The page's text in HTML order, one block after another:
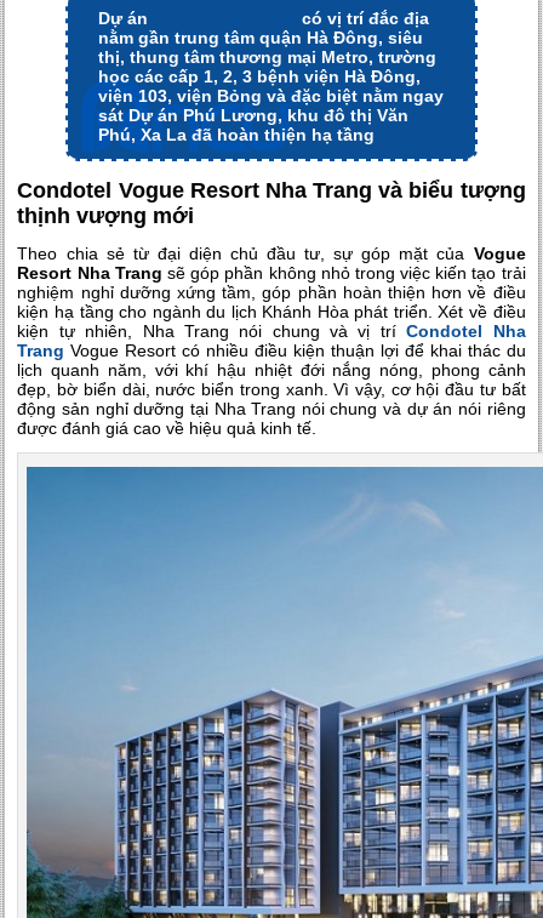
Dự án
có vị trí đắc địa
nằm gần trung tâm quận Hà Đông, siêu
thị, thung tâm thương mại Metro, trường
học các cấp 1, 2, 3 bệnh viện Hà Đông,
viện 103, viện Bỏng và đặc biệt nằm ngay
sát Dự án Phú Lương, khu đô thị Văn
Phú, Xa La đã hoàn thiện hạ tầng
Condotel Vogue Resort Nha Trang và biểu tượng
thịnh vượng mới
Theo chia sẻ từ đại diện chủ đầu tư, sự góp mặt của Vogue
Resort Nha Trang sẽ góp phần không nhỏ trong việc kiến tạo trải
nghiệm nghỉ dưỡng xứng tầm, góp phần hoàn thiện hơn về điều
kiện hạ tầng cho ngành du lịch Khánh Hòa phát triển. Xét về điều
kiện tự nhiên, Nha Trang nói chung và vị tríCondotel Nha
Trang Vogue Resort có nhiều điều kiện thuận lợi để khai thác du
lịch quanh năm, với khí hậu nhiệt đới nắng nóng, phong cảnh
đẹp, bờ biển dài, nước biển trong xanh. Vì vậy, cơ hội đầu tư bất
động sản nghỉ dưỡng tại Nha Trang nói chung và dự án nói riêng
được đánh giá cao về hiệu quả kinh tế.